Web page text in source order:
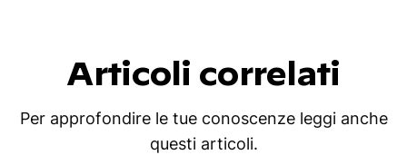
Articoli correlati
Per approfondire le tue conoscenze leggi anche
questi articoli.